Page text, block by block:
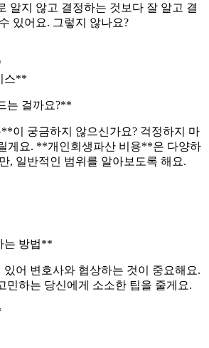
알지 않고 결정하는 것보다 잘 알고 결
있어요. 그렇지 않나요?
스**
는 걸까요?**
이 궁금하지 않으신가요? 걱정하지 마
게요. **개인회생파산 비용**은 다양하
, 일반적인 범위를 알아보도록 해요.
는 방법**
어 변호사와 협상하는 것이 중요해요.
민하는 당신에게 소소한 팁을 줄게요.